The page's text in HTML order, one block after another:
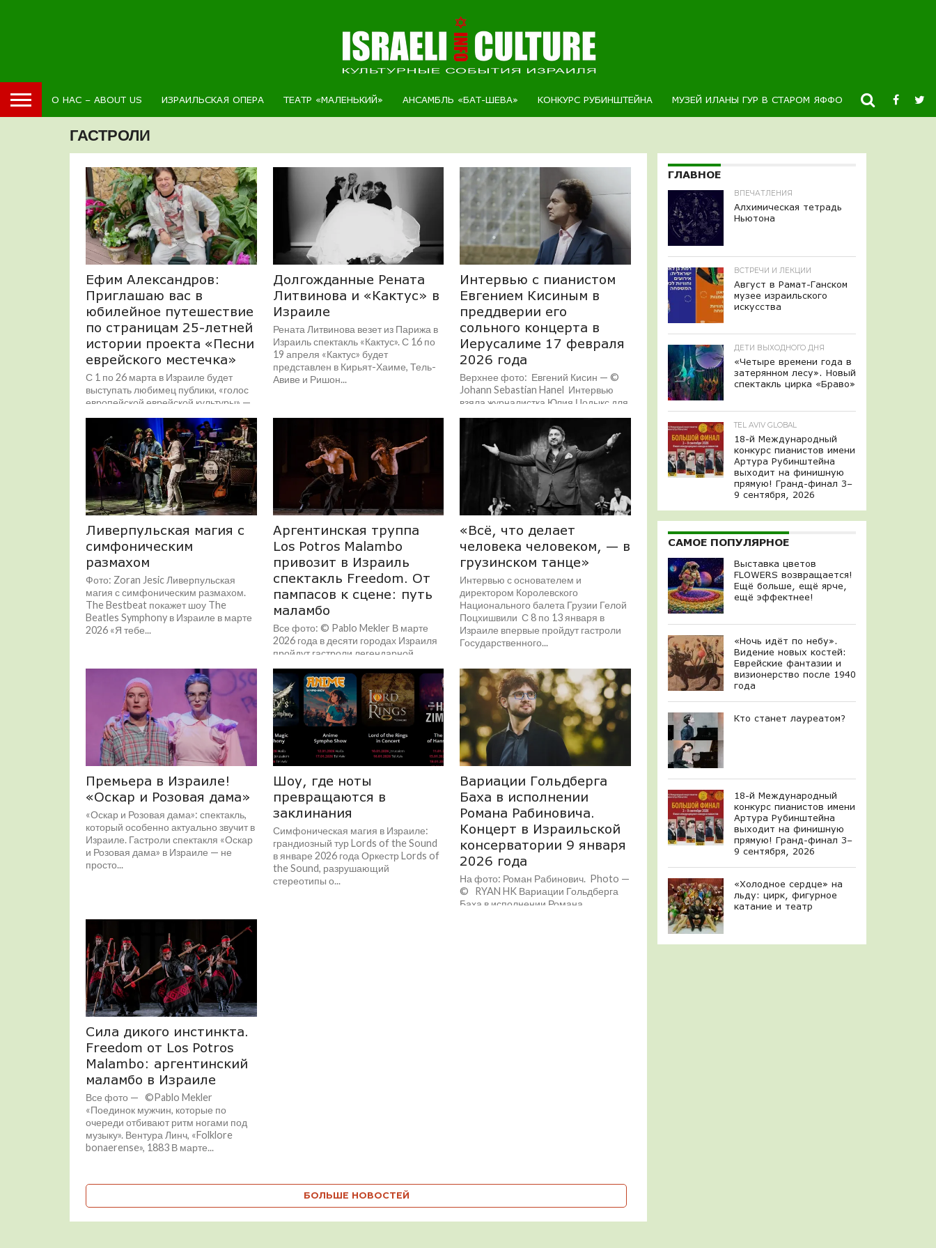
О НАС – ABOUT US ИЗРАИЛЬСКАЯ ОПЕРА ТЕАТР «МАЛЕНЬКИЙ» АНСАМБЛЬ «БАТ-ШЕВА» КОНКУРС РУБИНШТЕЙНА МУЗЕЙ ИЛАНЫ ГУР В СТАРОМ ЯФФО НОВОСТИ
ГАСТРОЛИ
Ефим Александров:
Приглашаю вас в
юбилейное путешествие
по страницам 25-летней
истории проекта «Песни
еврейского местечка»
С 1 по 26 марта в Израиле будет
выступать любимец публики, «голос
европейской еврейской культуры» —
неутомимый хранитель...
Долгожданные Рената
Литвинова и «Кактус» в
Израиле
Рената Литвинова везет из Парижа в
Израиль спектакль «Кактус». С 16 по
19 апреля «Кактус» будет
представлен в Кирьят-Хаиме, Тель-
Авиве и Ришон...
Интервью с пианистом
Евгением Кисиным в
преддверии его
сольного концерта в
Иерусалиме 17 февраля
2026 года
Верхнее фото: Евгений Кисин — ©
Johann Sebastian Hanel Интервью
взяла журналистка Юлия Цодыкс для
радиостанции «Коль ха-Музика»
Ливерпульская магия с
симфоническим
размахом
Фото: Zoran Jesic Ливерпульская
магия с симфоническим размахом.
The Bestbeat покажет шоу The
Beatles Symphony в Израиле в марте
2026 «Я тебе...
Aргентинская труппа
Los Potros Malambo
привозит в Израиль
спектакль Freedom. От
пампасов к сцене: путь
маламбо
Все фото: © Pablo Mekler В марте
2026 года в десяти городах Израиля
пройдут гастроли легендарной
Malambo со...
«Всё, что делает
человека человеком, — в
грузинском танце»
Интервью с основателем и
директором Королевского
Национального балета Грузии Гелой
Поцхишвили С 8 по 13 января в
Израиле впервые пройдут гастроли
Государственного...
Премьера в Израиле!
«Оскар и Розовая дама»
«Оскар и Розовая дама»: спектакль,
который особенно актуально звучит в
Израиле. Гастроли спектакля «Оскар
и Розовая дама» в Израиле — не
просто...
Шоу, где ноты
превращаются в
заклинания
Симфоническая магия в Израиле:
грандиозный тур Lords of the Sound
в январе 2026 года Оркестр Lords of
the Sound, разрушающий
стереотипы о...
Вариации Гольдберга
Баха в исполнении
Романа Рабиновича.
Концерт в Израильской
консерватории 9 января
2026 года
На фото: Роман Рабинович. Photo —
© RYAN HK Вариации Гольдберга
Баха в исполнении Романа
Сила дикого инстинкта.
Freedom от Los Potros
Malambo: аргентинский
маламбо в Израиле
Все фото — ©Pablo Mekler
«Поединок мужчин, которые по
очереди отбивают ритм ногами под
музыку». Вентура Линч, «Folklore
bonaerense», 1883 В марте...
БОЛЬШЕ НОВОСТЕЙ
ГЛАВНОЕ
ВПЕЧАТЛЕНИЯ
Алхимическая тетрадь
Ньютона
ВСТРЕЧИ И ЛЕКЦИИ
Август в Рамат-Ганском
музее израильского
искусства
ДЕТИ ВЫХОДНОГО ДНЯ
«Четыре времени года в
затерянном лесу». Новый
спектакль цирка «Браво»
TEL AVIV GLOBAL
18-й Международный
конкурс пианистов имени
Артура Рубинштейна
выходит на финишную
прямую! Гранд-финал 3–
9 сентября, 2026
САМОЕ ПОПУЛЯРНОЕ
Выставка цветов
FLOWERS возвращается!
Ещё больше, ещё ярче,
ещё эффектнее!
«Ночь идёт по небу».
Видение новых костей:
Еврейские фантазии и
визионерство после 1940
года
Кто станет лауреатом?
18-й Международный
конкурс пианистов имени
Артура Рубинштейна
выходит на финишную
прямую! Гранд-финал 3–
9 сентября, 2026
«Холодное сердце» на
льду: цирк, фигурное
катание и театр